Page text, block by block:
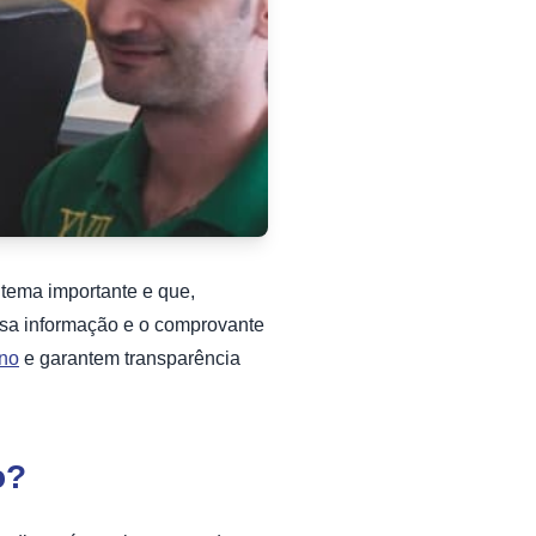
importante e que,
informação e o comprovante
e garantem transparência